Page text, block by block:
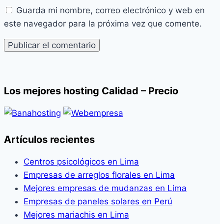
Guarda mi nombre, correo electrónico y web en
este navegador para la próxima vez que comente.
Los mejores hosting Calidad – Precio
Artículos recientes
Centros psicológicos en Lima
Empresas de arreglos florales en Lima
Mejores empresas de mudanzas en Lima
Empresas de paneles solares en Perú
Mejores mariachis en Lima